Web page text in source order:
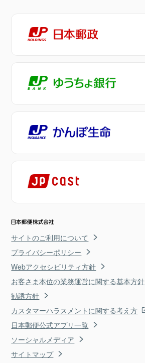
サイトのご利用について
プライバシーポリシー
Webアクセシビリティ方針
お客さま本位の業務運営に関する基本方針
勧誘方針
カスタマーハラスメントに関する考え方
日本郵便公式アプリ一覧
ソーシャルメディア
サイトマップ